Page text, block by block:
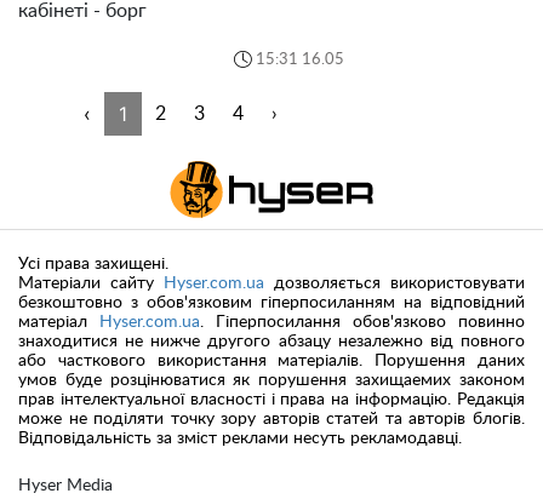
кабінеті - борг
15:31 16.05
‹ 1 2 3 4 ›
Hyser Media
Усі права захищені.
Матеріали сайту
Hyser.com.ua дозволяється використовувати
безкоштовно з обов'язковим гіперпосиланням на відповідний
матеріал
Hyser.com.ua. Гіперпосилання обов'язково повинно
знаходитися не нижче другого абзацу незалежно від повного
або часткового використання матеріалів. Порушення даних
умов буде розцінюватися як порушення захищаемих законом
прав інтелектуальної власності і права на інформацію. Редакція
може не поділяти точку зору авторів статей та авторів блогів.
Відповідальність за зміст реклами несуть рекламодавці.